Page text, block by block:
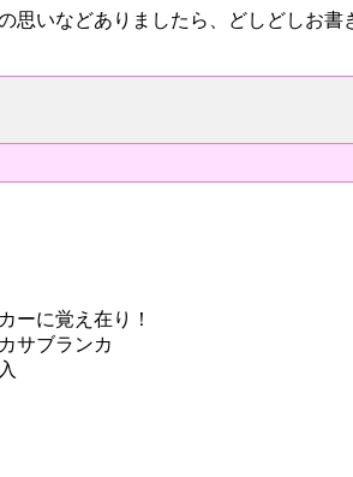
いなどありましたら、どしどしお書
ーに覚え在り！
サブランカ